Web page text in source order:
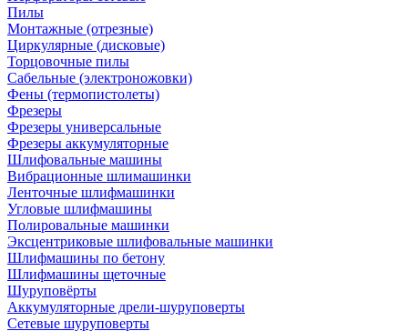
Пилы
Монтажные (отрезные)
Циркулярные (дисковые)
Торцовочные пилы
Сабельные (электроножовки)
Фены (термопистолеты)
Фрезеры
Фрезеры универсальные
Фрезеры аккумуляторные
Шлифовальные машины
Вибрационные шлимашинки
Ленточные шлифмашинки
Угловые шлифмашины
Полировальные машинки
Эксцентриковые шлифовальные машинки
Шлифмашины по бетону
Шлифмашины щеточные
Шуруповёрты
Аккумуляторные дрели-шуруповерты
Сетевые шуруповерты